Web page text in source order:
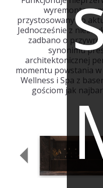
przystosowany do
Jednocześnie z
zadbano o
synonimu
architektonicznej
momentu powstania
Wellness i Spa z
gościom jak